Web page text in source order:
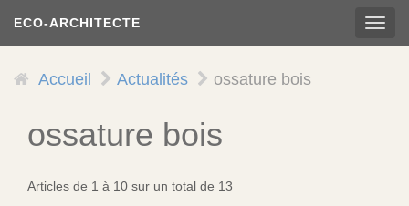
contenu
ECO-ARCHITECTE
Accueil Actualités ossature bois
ossature bois
Articles de 1 à 10 sur un total de 13